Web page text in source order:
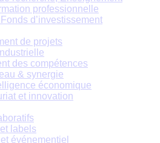
professionnelle
d’investissement
de projets
des compétences
& synergie
économique
et innovation
labels
événementiel